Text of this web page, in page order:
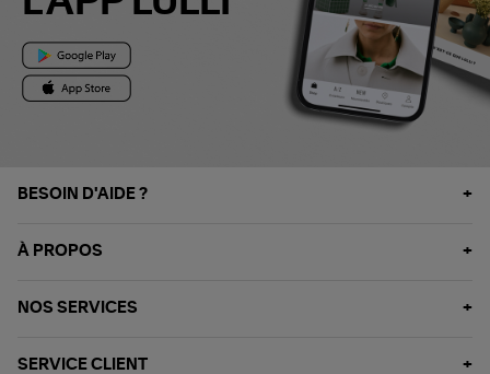
BESOIN D'AIDE ?
À PROPOS
NOS SERVICES
SERVICE CLIENT